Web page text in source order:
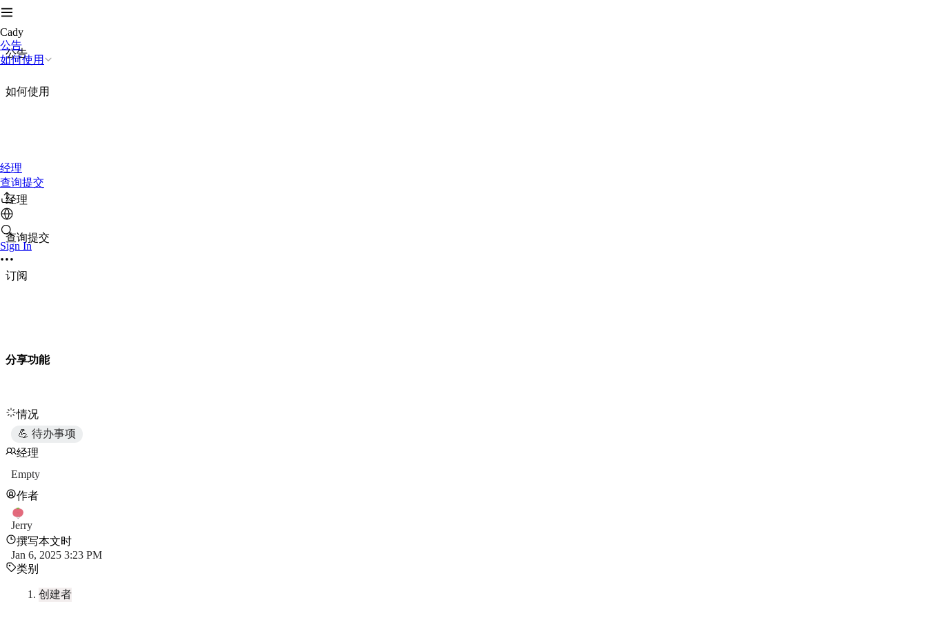
Cady
公告
如何使用
经理
查询提交
Sign In
公告
如何使用
经理
查询提交
订阅
分享功能
情况
💪 待办事项
经理
Empty
作者
Jerry
撰写本文时
Jan 6, 2025 3:23 PM
类别
创建者